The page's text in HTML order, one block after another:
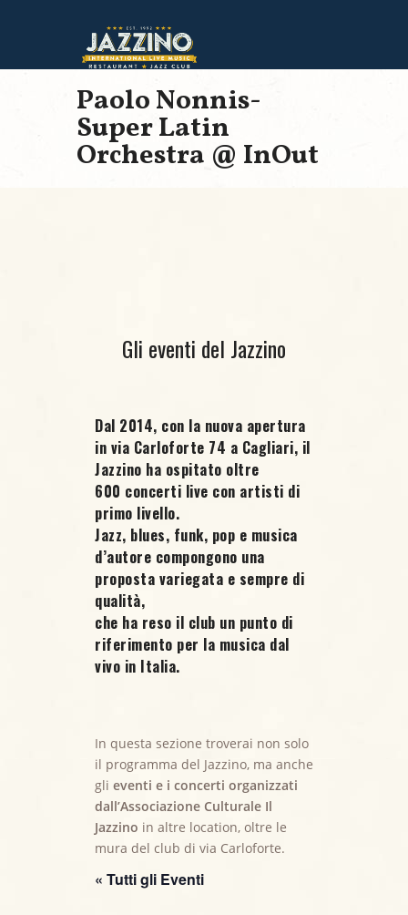
Paolo Nonnis-
Super Latin
Orchestra @ InOut
Gli eventi del Jazzino
Dal 2014, con la nuova apertura
in via Carloforte 74 a Cagliari, il
Jazzino ha ospitato oltre
600 concerti live con artisti di
primo livello.
Jazz, blues, funk, pop e musica
d’autore compongono una
proposta variegata e sempre di
qualità,
che ha reso il club un punto di
riferimento per la musica dal
vivo in Italia.
In questa sezione troverai non solo
il programma del Jazzino, ma anche
gli eventi e i concerti organizzati
dall’Associazione Culturale Il
Jazzino in altre location, oltre le
mura del club di via Carloforte.
« Tutti gli Eventi